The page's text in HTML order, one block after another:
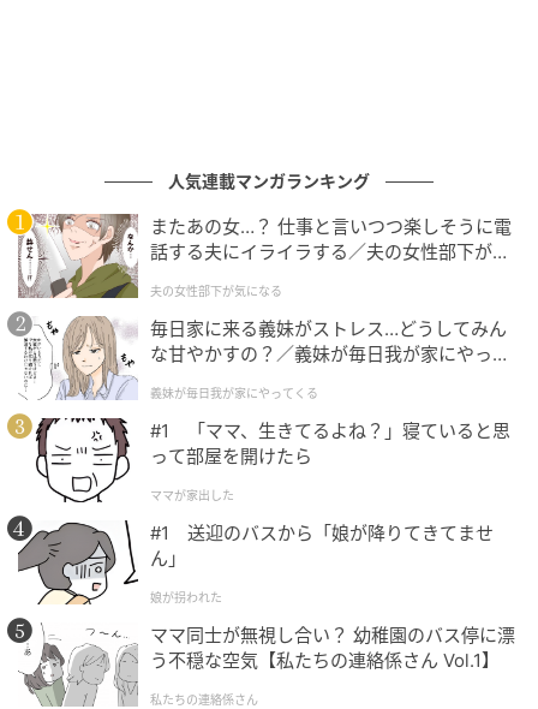
ゆうゆうtime
人気連載マンガランキング
またあの女…？ 仕事と言いつつ楽しそうに電
話する夫にイライラする／夫の女性部下が気
夫の女性部下が気になる
毎日家に来る義妹がストレス…どうしてみん
な甘やかすの？／義妹が毎日我が家にやって
が】
義妹が毎日我が家にやってくる
#1 「ママ、生きてるよね？」寝ていると思
って部屋を開けたら
ママが家出した
#1 送迎のバスから「娘が降りてきてませ
ん」
娘が拐われた
ママ同士が無視し合い？ 幼稚園のバス停に漂
う不穏な空気【私たちの連絡係さん Vol.1】
私たちの連絡係さん